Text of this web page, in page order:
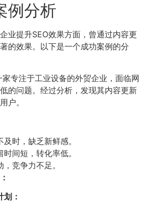
例分析
业提升SEO效果方面，曾通过内容更
的效果。以下是一个成功案例的分
家专注于工业设备的外贸企业，面临网
的问题。经过分析，发现其内容更新
户。
时，缺乏新鲜感。
间短，转化率低。
竞争力不足。
：